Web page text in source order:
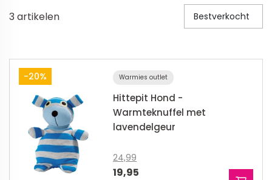
Veiligheid in en om huis
Veiligheid buiten de deur
Meer
Kinderstoelen
Kinderstoelen
Kindermeubels
3 artikelen Bestverkocht
-20% Warmies outlet
Hittepit Hond -
Warmteknuffel met
lavendelgeur
24,99
19,95